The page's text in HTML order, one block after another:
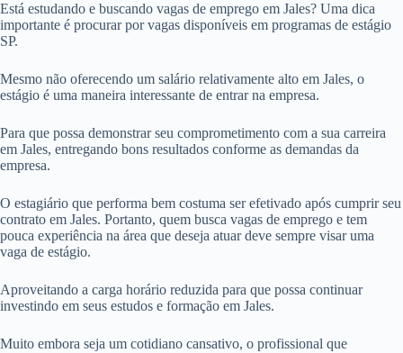
Está estudando e buscando vagas de emprego em Jales? Uma dica
importante é procurar por vagas disponíveis em programas de estágio
SP.
Mesmo não oferecendo um salário relativamente alto em Jales, o
estágio é uma maneira interessante de entrar na empresa.
Para que possa demonstrar seu comprometimento com a sua carreira
em Jales, entregando bons resultados conforme as demandas da
empresa.
O estagiário que performa bem costuma ser efetivado após cumprir seu
contrato em Jales. Portanto, quem busca vagas de emprego e tem
pouca experiência na área que deseja atuar deve sempre visar uma
vaga de estágio.
Aproveitando a carga horário reduzida para que possa continuar
investindo em seus estudos e formação em Jales.
Muito embora seja um cotidiano cansativo, o profissional que